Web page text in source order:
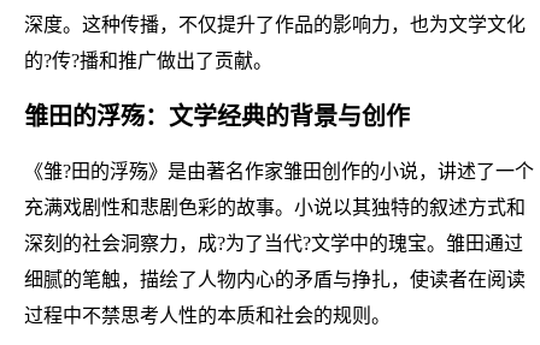
深度。这种传播，不仅提升了作品的影响力，也为文学文化
的?传?播和推广做出了贡献。
雏田的浮殇：文学经典的背景与创作
《雏?田的浮殇》是由著名作家雏田创作的小说，讲述了一个
充满戏剧性和悲剧色彩的故事。小说以其独特的叙述方式和
深刻的社会洞察力，成?为了当代?文学中的瑰宝。雏田通过
细腻的笔触，描绘了人物内心的矛盾与挣扎，使读者在阅读
过程中不禁思考人性的本质和社会的规则。